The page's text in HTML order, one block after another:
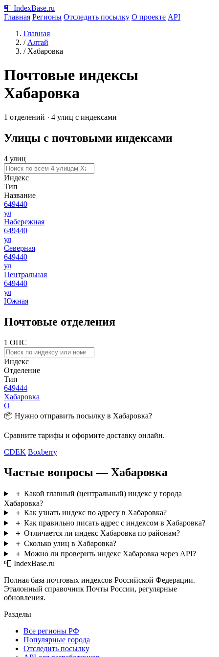
📮 IndexBase.ru
Главная Регионы Отследить посылку О проекте API
Главная
/ Алтай
/ Хабаровка
Почтовые индексы
Хабаровка
1 отделений · 4 улиц с индексами
Улицы с почтовыми индексами
4 улиц
Индекс
Тип
Название
649440
ул
Набережная
649440
ул
Северная
649440
ул
Центральная
649440
ул
Южная
Почтовые отделения
1 ОПС
Индекс
Отделение
Тип
649444
Хабаровка
О
📦 Нужно отправить посылку в Хабаровка?
Сравните тарифы и оформите доставку онлайн.
CDEK Boxberry
Частые вопросы — Хабаровка
＋ Какой главный (центральный) индекс у города
Хабаровка?
＋ Как узнать индекс по адресу в Хабаровка?
＋ Как правильно писать адрес с индексом в Хабаровка?
＋ Отличается ли индекс Хабаровка по районам?
＋ Сколько улиц в Хабаровка?
＋ Можно ли проверить индекс Хабаровка через API?
📮 IndexBase.ru
Полная база почтовых индексов Российской Федерации.
Эталонный справочник Почты России, регулярные
обновления.
Разделы
Все регионы РФ
Популярные города
Отследить посылку